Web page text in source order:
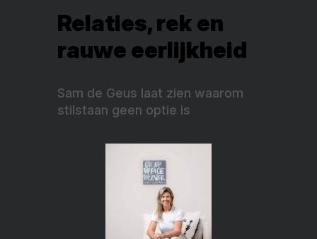
Relaties, rek en
rauwe eerlijkheid
Sam de Geus laat zien waarom
stilstaan geen optie is